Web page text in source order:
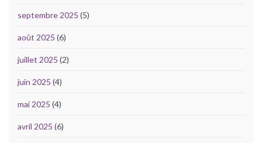
septembre 2025 (5)
août 2025 (6)
juillet 2025 (2)
juin 2025 (4)
mai 2025 (4)
avril 2025 (6)